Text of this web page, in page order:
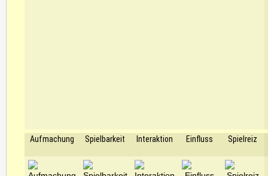
Aufmachung Spielbarkeit Interaktion Einfluss Spielreiz